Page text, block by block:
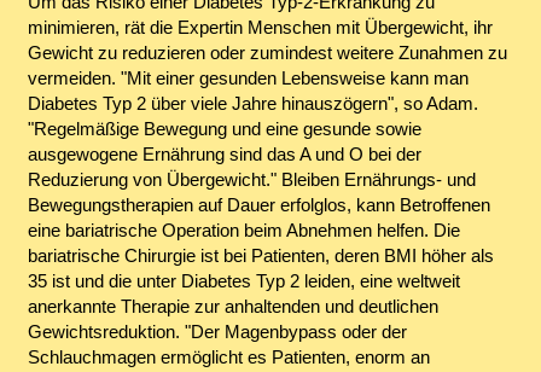
minimieren, rät die Expertin Menschen mit Übergewicht, ihr
Gewicht zu reduzieren oder zumindest weitere Zunahmen zu
vermeiden. "Mit einer gesunden Lebensweise kann man
Diabetes Typ 2 über viele Jahre hinauszögern", so Adam.
"Regelmäßige Bewegung und eine gesunde sowie
ausgewogene Ernährung sind das A und O bei der
Reduzierung von Übergewicht." Bleiben Ernährungs- und
Bewegungstherapien auf Dauer erfolglos, kann Betroffenen
eine bariatrische Operation beim Abnehmen helfen. Die
bariatrische Chirurgie ist bei Patienten, deren BMI höher als
35 ist und die unter Diabetes Typ 2 leiden, eine weltweit
anerkannte Therapie zur anhaltenden und deutlichen
Gewichtsreduktion. "Der Magenbypass oder der
Schlauchmagen ermöglicht es Patienten, enorm an